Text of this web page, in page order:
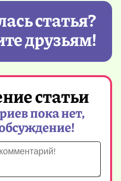
статья?
друзьям!
статьи
пока нет,